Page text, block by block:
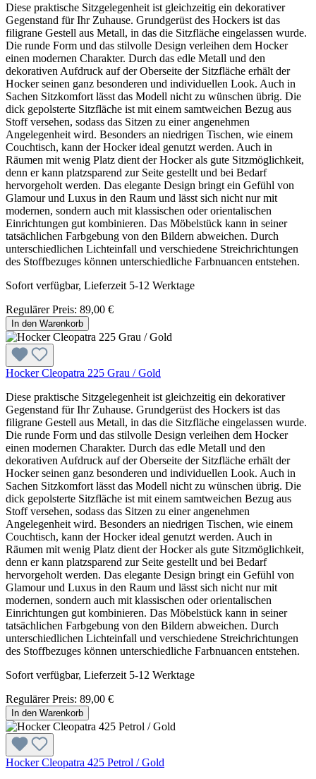
Diese praktische Sitzgelegenheit ist gleichzeitig ein dekorativer
Gegenstand für Ihr Zuhause. Grundgerüst des Hockers ist das
filigrane Gestell aus Metall, in das die Sitzfläche eingelassen wurde.
Die runde Form und das stilvolle Design verleihen dem Hocker
einen modernen Charakter. Durch das edle Metall und den
dekorativen Aufdruck auf der Oberseite der Sitzfläche erhält der
Hocker seinen ganz besonderen und individuellen Look. Auch in
Sachen Sitzkomfort lässt das Modell nicht zu wünschen übrig. Die
dick gepolsterte Sitzfläche ist mit einem samtweichen Bezug aus
Stoff versehen, sodass das Sitzen zu einer angenehmen
Angelegenheit wird. Besonders an niedrigen Tischen, wie einem
Couchtisch, kann der Hocker ideal genutzt werden. Auch in
Räumen mit wenig Platz dient der Hocker als gute Sitzmöglichkeit,
denn er kann platzsparend zur Seite gestellt und bei Bedarf
hervorgeholt werden. Das elegante Design bringt ein Gefühl von
Glamour und Luxus in den Raum und lässt sich nicht nur mit
modernen, sondern auch mit klassischen oder orientalischen
Einrichtungen gut kombinieren. Das Möbelstück kann in seiner
tatsächlichen Farbgebung von den Bildern abweichen. Durch
unterschiedlichen Lichteinfall und verschiedene Streichrichtungen
des Stoffbezuges können unterschiedliche Farbnuancen entstehen.
Sofort verfügbar, Lieferzeit 5-12 Werktage
Regulärer Preis: 89,00 €
In den Warenkorb
Hocker Cleopatra 225 Grau / Gold
Diese praktische Sitzgelegenheit ist gleichzeitig ein dekorativer
Gegenstand für Ihr Zuhause. Grundgerüst des Hockers ist das
filigrane Gestell aus Metall, in das die Sitzfläche eingelassen wurde.
Die runde Form und das stilvolle Design verleihen dem Hocker
einen modernen Charakter. Durch das edle Metall und den
dekorativen Aufdruck auf der Oberseite der Sitzfläche erhält der
Hocker seinen ganz besonderen und individuellen Look. Auch in
Sachen Sitzkomfort lässt das Modell nicht zu wünschen übrig. Die
dick gepolsterte Sitzfläche ist mit einem samtweichen Bezug aus
Stoff versehen, sodass das Sitzen zu einer angenehmen
Angelegenheit wird. Besonders an niedrigen Tischen, wie einem
Couchtisch, kann der Hocker ideal genutzt werden. Auch in
Räumen mit wenig Platz dient der Hocker als gute Sitzmöglichkeit,
denn er kann platzsparend zur Seite gestellt und bei Bedarf
hervorgeholt werden. Das elegante Design bringt ein Gefühl von
Glamour und Luxus in den Raum und lässt sich nicht nur mit
modernen, sondern auch mit klassischen oder orientalischen
Einrichtungen gut kombinieren. Das Möbelstück kann in seiner
tatsächlichen Farbgebung von den Bildern abweichen. Durch
unterschiedlichen Lichteinfall und verschiedene Streichrichtungen
des Stoffbezuges können unterschiedliche Farbnuancen entstehen.
Sofort verfügbar, Lieferzeit 5-12 Werktage
Regulärer Preis: 89,00 €
In den Warenkorb
Hocker Cleopatra 425 Petrol / Gold